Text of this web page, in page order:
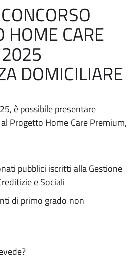
HOME CARE
DOMICILIARE
è possibile presentare
Progetto Home Care Premium,
pubblici iscritti alla Gestione
e Sociali
di primo grado non